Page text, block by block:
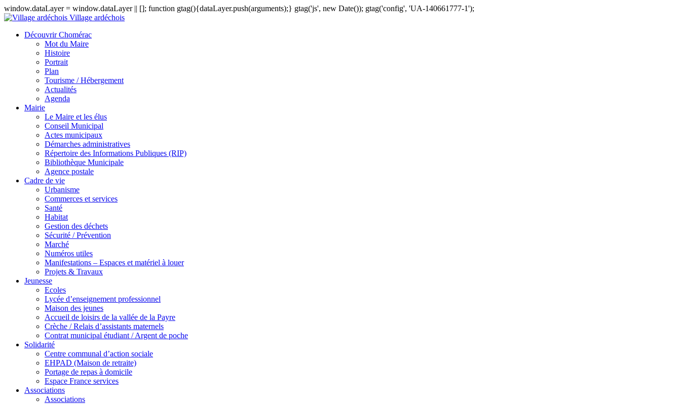
window.dataLayer = window.dataLayer || []; function gtag(){dataLayer.push(arguments);} gtag('js', new Date()); gtag('config', 'UA-140661777-1');
Village ardéchois
Découvrir Chomérac
Mot du Maire
Histoire
Portrait
Plan
Tourisme / Hébergement
Actualités
Agenda
Mairie
Le Maire et les élus
Conseil Municipal
Actes municipaux
Démarches administratives
Répertoire des Informations Publiques (RIP)
Bibliothèque Municipale
Agence postale
Cadre de vie
Urbanisme
Commerces et services
Santé
Habitat
Gestion des déchets
Sécurité / Prévention
Marché
Numéros utiles
Manifestations – Espaces et matériel à louer
Projets & Travaux
Jeunesse
Ecoles
Lycée d’enseignement professionnel
Maison des jeunes
Accueil de loisirs de la vallée de la Payre
Crèche / Relais d’assistants maternels
Contrat municipal étudiant / Argent de poche
Solidarité
Centre communal d’action sociale
EHPAD (Maison de retraite)
Portage de repas à domicile
Espace France services
Associations
Associations